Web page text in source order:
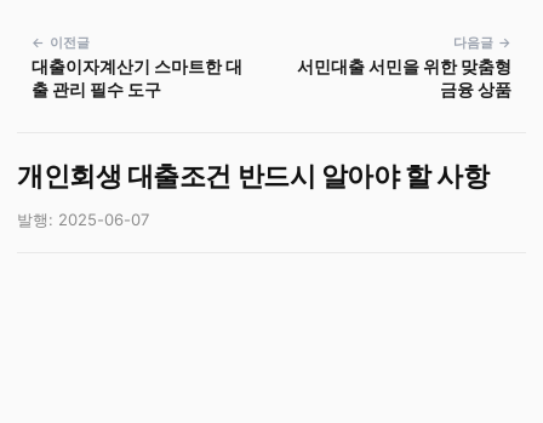
← 이전글
대출이자계산기 스마트한 대
출 관리 필수 도구
다음글 →
서민대출 서민을 위한 맞춤형
금융 상품
개인회생 대출조건 반드시 알아야 할 사항
발행: 2025-06-07